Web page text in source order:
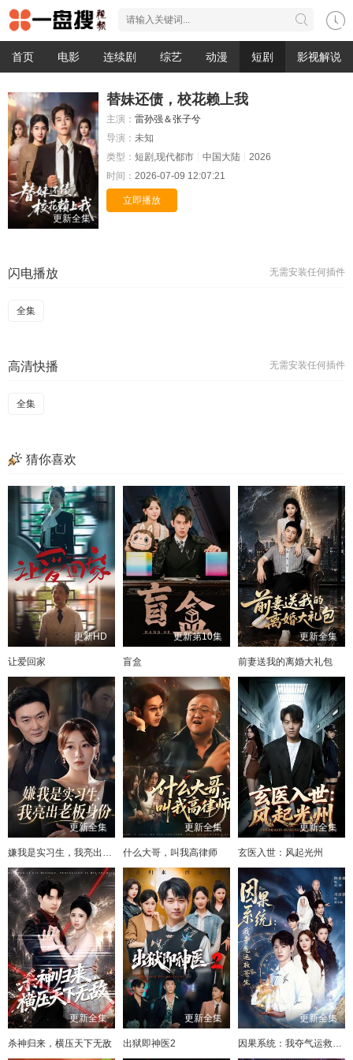
首页 电影 连续剧 综艺 动漫 短剧 影视解说
更新全集
替妹还债，校花赖上我
主演： 雷孙强＆张子兮
导演： 未知
类型： 短剧,现代都市 中国大陆
2026
时间： 2026-07-09 12:07:21
立即播放
无需安装任何插件
闪电播放
全集
无需安装任何插件
高清快播
全集
猜你喜欢
更新HD
让爱回家
更新第10集
盲盒
更新全集
前妻送我的离婚大礼包
更新全集
嫌我是实习生，我亮出老板身份
更新全集
什么大哥，叫我高律师
更新全集
玄医入世：风起光州
更新全集
杀神归来，横压天下无敌
更新全集
出狱即神医2
更新全集
因果系统：我夺气运救苍生